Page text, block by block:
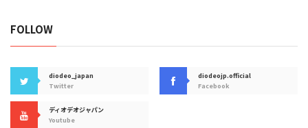
FOLLOW
diodeo_japan
Twitter
diodeojp.official
Facebook
ディオデオジャパン
Youtube